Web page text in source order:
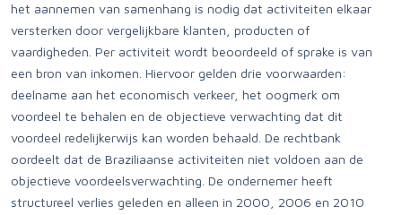
het aannemen van samenhang is nodig dat activiteiten elkaar
versterken door vergelijkbare klanten, producten of
vaardigheden. Per activiteit wordt beoordeeld of sprake is van
een bron van inkomen. Hiervoor gelden drie voorwaarden:
deelname aan het economisch verkeer, het oogmerk om
voordeel te behalen en de objectieve verwachting dat dit
voordeel redelijkerwijs kan worden behaald. De rechtbank
oordeelt dat de Braziliaanse activiteiten niet voldoen aan de
objectieve voordeelsverwachting. De ondernemer heeft
structureel verlies geleden en alleen in 2000, 2006 en 2010